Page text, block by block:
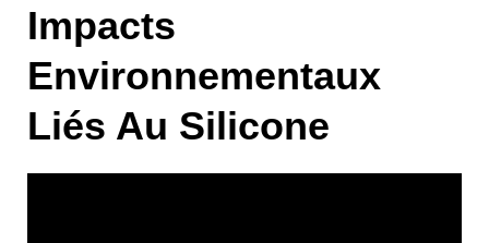
Impacts
Environnementaux
Liés Au Silicone